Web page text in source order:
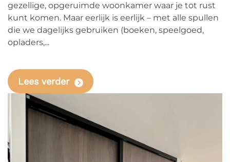
gezellige, opgeruimde woonkamer waar je tot rust
kunt komen. Maar eerlijk is eerlijk – met alle spullen
die we dagelijks gebruiken (boeken, speelgoed,
opladers,...
Lees verder